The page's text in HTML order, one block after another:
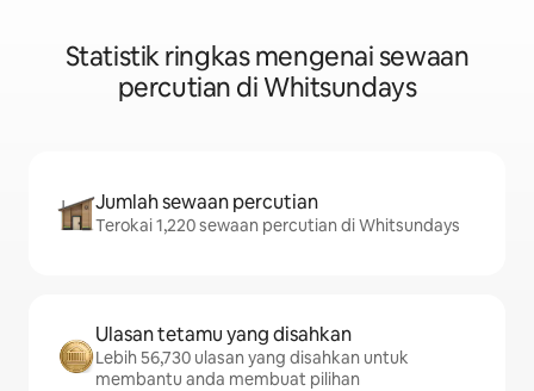
Statistik ringkas mengenai sewaan
percutian di Whitsundays
Jumlah sewaan percutian
Terokai 1,220 sewaan percutian di Whitsundays
Ulasan tetamu yang disahkan
Lebih 56,730 ulasan yang disahkan untuk
membantu anda membuat pilihan